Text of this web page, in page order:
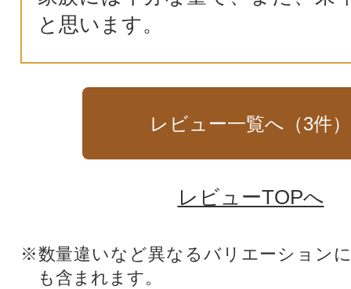
と思います。
レビュー一覧へ（3件）
レビューTOPへ
※数量違いなど異なるバリエーション
も含まれます。